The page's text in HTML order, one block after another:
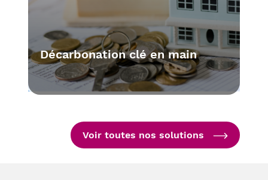
Décarbonation clé en main
Voir toutes nos solutions